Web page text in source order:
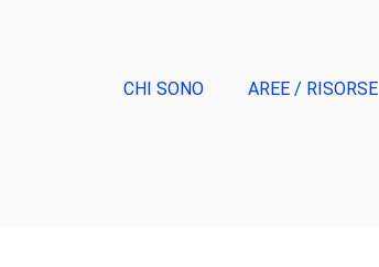
CHI SONO AREE / RISORSE